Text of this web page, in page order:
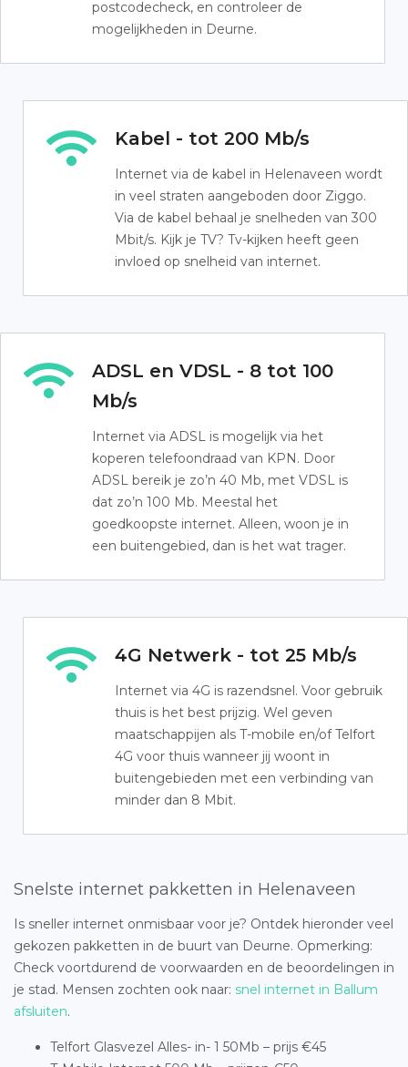
postcodecheck, en controleer de
mogelijkheden in Deurne.
Kabel - tot 200 Mb/s
Internet via de kabel in Helenaveen wordt
in veel straten aangeboden door Ziggo.
Via de kabel behaal je snelheden van 300
Mbit/s. Kijk je TV? Tv-kijken heeft geen
invloed op snelheid van internet.
ADSL en VDSL - 8 tot 100
Mb/s
Internet via ADSL is mogelijk via het
koperen telefoondraad van KPN. Door
ADSL bereik je zo’n 40 Mb, met VDSL is
dat zo’n 100 Mb. Meestal het
goedkoopste internet. Alleen, woon je in
een buitengebied, dan is het wat trager.
4G Netwerk - tot 25 Mb/s
Internet via 4G is razendsnel. Voor gebruik
thuis is het best prijzig. Wel geven
maatschappijen als T-mobile en/of Telfort
4G voor thuis wanneer jij woont in
buitengebieden met een verbinding van
minder dan 8 Mbit.
Snelste internet pakketten in Helenaveen
Is sneller internet onmisbaar voor je? Ontdek hieronder veel
gekozen pakketten in de buurt van Deurne. Opmerking:
Check voortdurend de voorwaarden en de beoordelingen in
je stad. Mensen zochten ook naar: snel internet in Ballum
afsluiten.
Telfort Glasvezel Alles- in- 1 50Mb – prijs €45